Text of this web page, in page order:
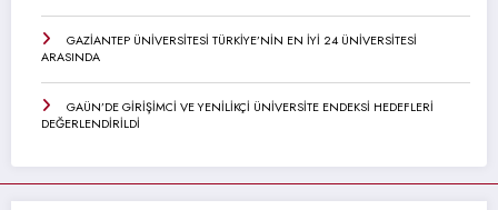
GAZİANTEP ÜNİVERSİTESİ TÜRKİYE’NİN EN İYİ 24 ÜNİVERSİTESİ
ARASINDA
GAÜN’DE GİRİŞİMCİ VE YENİLİKÇİ ÜNİVERSİTE ENDEKSİ HEDEFLERİ
DEĞERLENDİRİLDİ